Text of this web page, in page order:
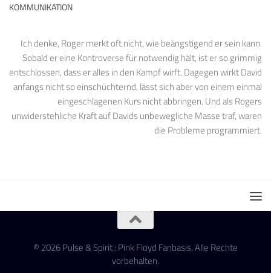
KOMMUNIKATION
Ich denke, Roger merkt oft nicht, wie beängstigend er sein kann.
Sobald er eine Kontroverse für notwendig hält, ist er so grimmig
entschlossen, dass er alles in den Kampf wirft. Dagegen wirkt David
anfangs nicht so einschüchternd, lässt sich aber von einem einmal
eingeschlagenen Kurs nicht abbringen. Und als Rogers
unwiderstehliche Kraft auf Davids unbewegliche Masse traf, waren
die Probleme programmiert.
© 2026 Pulse & Spirit : Pink Floyd Fanbasis. Alle Rechte
vorbehalten.